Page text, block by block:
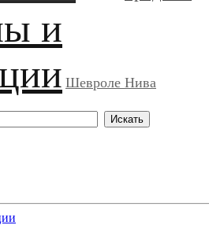
и
Шевроле Нива